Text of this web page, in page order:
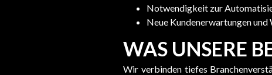
Notwendigkeit zur
Neue Kundenerwartungen
WAS UNSERE
Wir verbinden tiefes